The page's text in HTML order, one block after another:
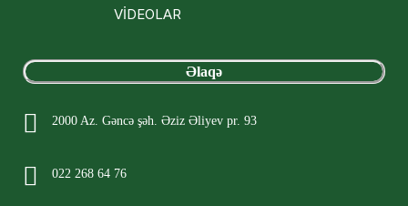
VİDEOLAR
Əlaqə
2000 Az. Gəncə şəh. Əziz Əliyev pr. 93
022 268 64 76